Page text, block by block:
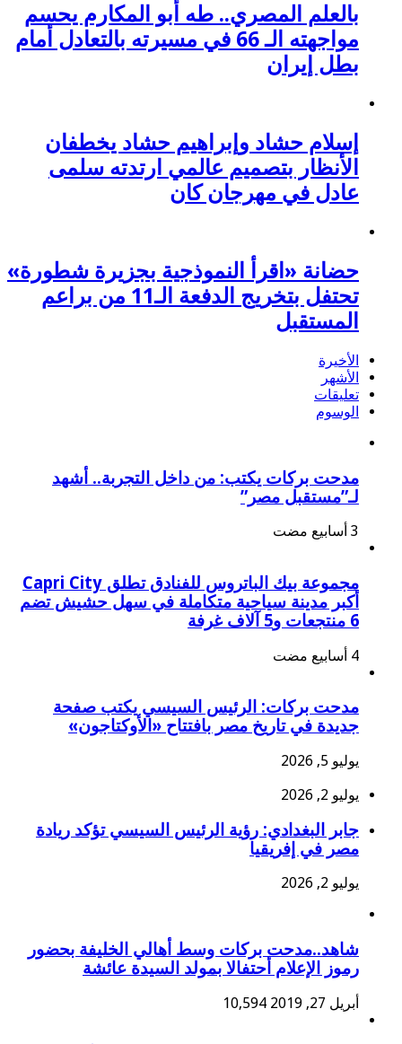
بالعلم المصري.. طه أبو المكارم يحسم
مواجهته الـ 66 في مسيرته بالتعادل أمام
بطل إيران
إسلام حشاد وإبراهيم حشاد يخطفان
الأنظار بتصميم عالمي ارتدته سلمى
عادل في مهرجان كان
حضانة «اقرأ النموذجية بجزيرة شطورة»
تحتفل بتخريج الدفعة الـ11 من براعم
المستقبل
الأخيرة
الأشهر
تعليقات
الوسوم
مدحت بركات يكتب: من داخل التجربة.. أشهد
لـ”مستقبل مصر”
مجموعة بيك الباتروس للفنادق تطلق Capri City
أكبر مدينة سياحية متكاملة في سهل حشيش تضم
6 منتجعات و5 آلاف غرفة
مدحت بركات: الرئيس السيسي يكتب صفحة
جديدة في تاريخ مصر بافتتاح «الأوكتاجون»
يوليو 5, 2026
يوليو 2, 2026
جابر البغدادي: رؤية الرئيس السيسي تؤكد ريادة
مصر في إفريقيا
يوليو 2, 2026
شاهد..مدحت بركات وسط أهالي الخليفة بحضور
رموز الإعلام أحتفالا بمولد السيدة عائشة
أبريل 27, 2019 10,594